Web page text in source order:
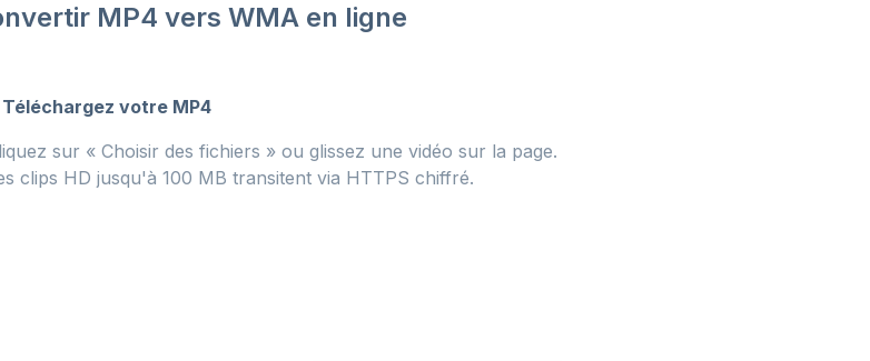
MP4 vers WMA en ligne
Téléchargez votre MP4
sur « Choisir des fichiers » ou glissez une vidéo sur la page.
clips HD jusqu'à 100 MB transitent via HTTPS chiffré.